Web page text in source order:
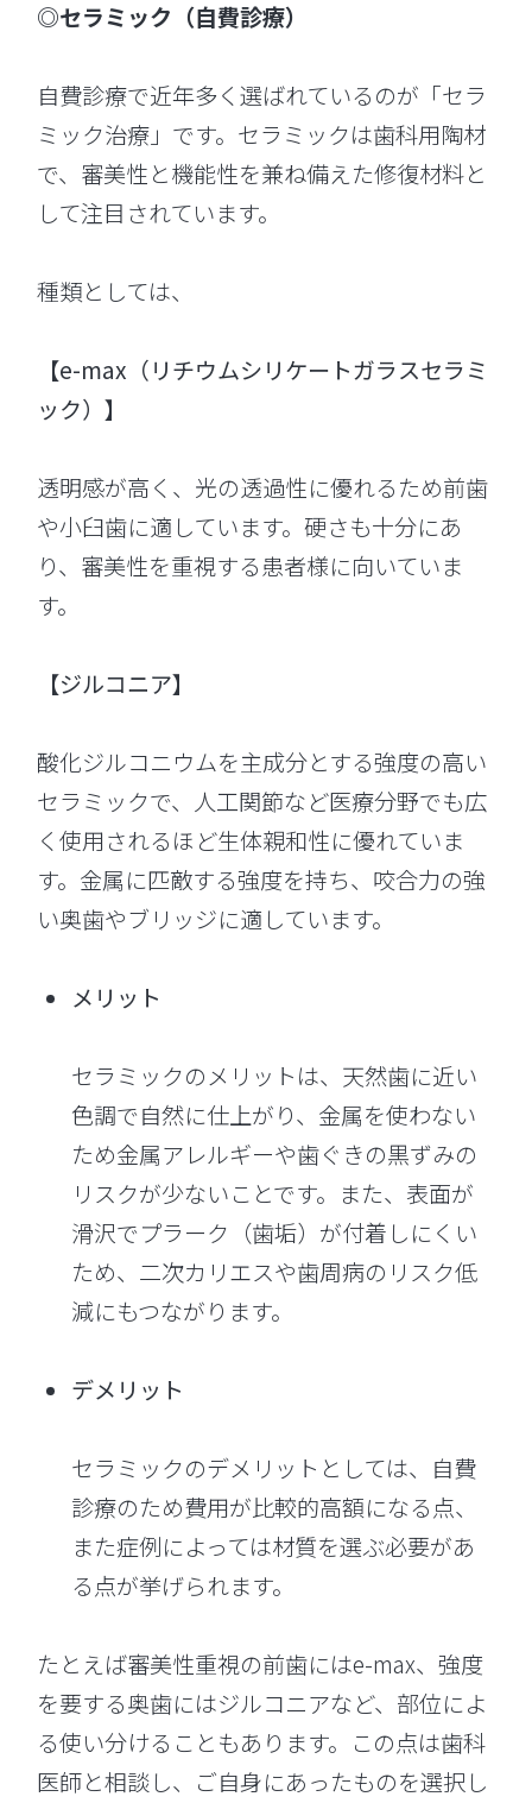
◎セラミック（自費診療）
自費診療で近年多く選ばれているのが「セラ
ミック治療」です。セラミックは歯科用陶材
で、審美性と機能性を兼ね備えた修復材料と
して注目されています。
種類としては、
【e-max（リチウムシリケートガラスセラミ
ック）】
透明感が高く、光の透過性に優れるため前歯
や小臼歯に適しています。硬さも十分にあ
り、審美性を重視する患者様に向いていま
す。
【ジルコニア】
酸化ジルコニウムを主成分とする強度の高い
セラミックで、人工関節など医療分野でも広
く使用されるほど生体親和性に優れていま
す。金属に匹敵する強度を持ち、咬合力の強
い奥歯やブリッジに適しています。
メリット
セラミックのメリットは、天然歯に近い
色調で自然に仕上がり、金属を使わない
ため金属アレルギーや歯ぐきの黒ずみの
リスクが少ないことです。また、表面が
滑沢でプラーク（歯垢）が付着しにくい
ため、二次カリエスや歯周病のリスク低
減にもつながります。
デメリット
セラミックのデメリットとしては、自費
診療のため費用が比較的高額になる点、
また症例によっては材質を選ぶ必要があ
る点が挙げられます。
たとえば審美性重視の前歯にはe-max、強度
を要する奥歯にはジルコニアなど、部位によ
る使い分けることもあります。この点は歯科
医師と相談し、ご自身にあったものを選択し